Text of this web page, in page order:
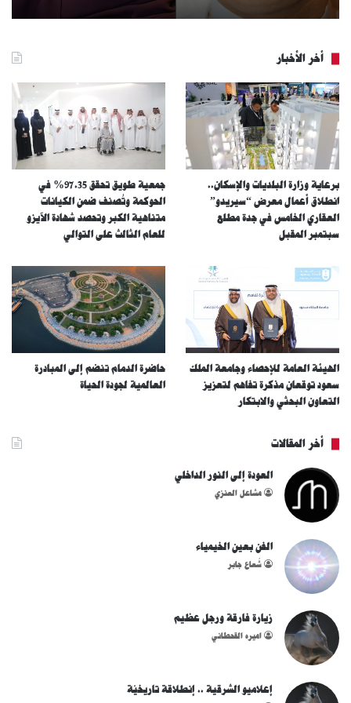
أخر الأخبار
برعاية وزارة البلديات والإسكان..
انطلاق أعمال معرض “سيريدو”
العقاري الخامس في جدة مطلع
سبتمبر المقبل
جمعية طويق تحقق 97.35% في
الحوكمة وتُصنف ضمن الكيانات
متناهية الكبر وتحصد شهادة الآيزو
للعام الثالث على التوالي
الهيئة العامة للإحصاء وجامعة الملك
سعود توقعان مذكرة تفاهم لتعزيز
التعاون البحثي والابتكار
حاضرة الدمام تنضم إلى المبادرة
العالمية لجودة الحياة
أخر المقالات
العودة إلى النور الداخلي
مشاعل العنزي
الفن بعين الخيمياء
شُعاع جابر
زيارة فارقة ورجل عظيم
اميره القحطاني
إعلاميو الشرقية .. إنطلاقة تاريخيّة